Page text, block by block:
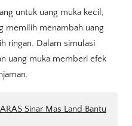
untuk uang muka kecil,
memilih menambah uang
ringan. Dalam simulasi
uang muka memberi efek
Sinar Mas Land Bantu